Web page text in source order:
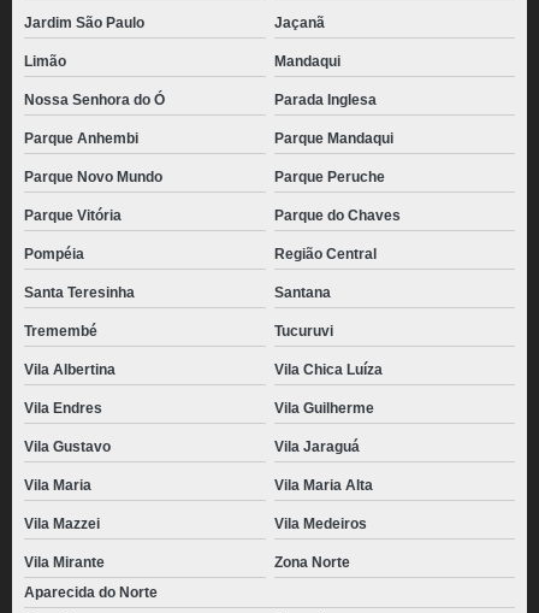
Jardim São Paulo Jaçanã
Limão Mandaqui
Nossa Senhora do Ó Parada Inglesa
Parque Anhembi Parque Mandaqui
Parque Novo Mundo Parque Peruche
Parque Vitória Parque do Chaves
Pompéia Região Central
Santa Teresinha Santana
Tremembé Tucuruvi
Vila Albertina Vila Chica Luíza
Vila Endres Vila Guilherme
Vila Gustavo Vila Jaraguá
Vila Maria Vila Maria Alta
Vila Mazzei Vila Medeiros
Vila Mirante
Zona Norte
Aparecida do Norte